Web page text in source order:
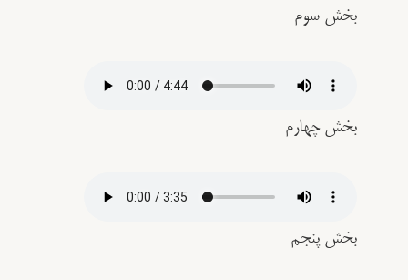
بخش سوم
بخش چهارم
بخش پنجم